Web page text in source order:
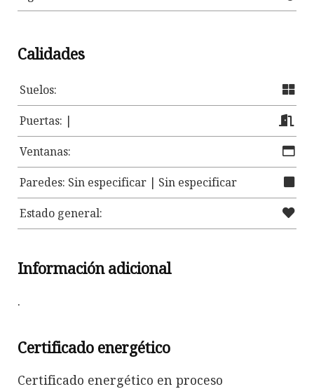
Calidades
Suelos:
Puertas: |
Ventanas:
Paredes: Sin especificar | Sin especificar
Estado general:
Información adicional
.
Certificado energético
Certificado energético en proceso